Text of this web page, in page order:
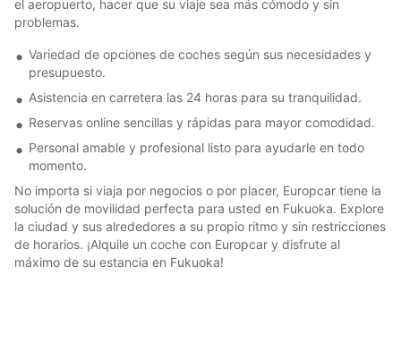
el aeropuerto, hacer que su viaje sea más cómodo y sin
problemas.
Variedad de opciones de coches según sus necesidades y
presupuesto.
Asistencia en carretera las 24 horas para su tranquilidad.
Reservas online sencillas y rápidas para mayor comodidad.
Personal amable y profesional listo para ayudarle en todo
momento.
No importa si viaja por negocios o por placer, Europcar tiene la
solución de movilidad perfecta para usted en Fukuoka. Explore
la ciudad y sus alrededores a su propio ritmo y sin restricciones
de horarios. ¡Alquile un coche con Europcar y disfrute al
máximo de su estancia en Fukuoka!